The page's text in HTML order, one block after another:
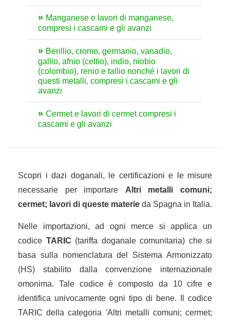
Manganese e lavori di manganese,
compresi i cascami e gli avanzi
Berillio, cromo, germanio, vanadio,
gallio, afnio (celtio), indio, niobio
(colombio), renio e tallio nonché i lavori di
questi metalli, compresi i cascami e gli
avanzi
Cermet e lavori di cermet compresi i
cascami e gli avanzi
Scopri i dazi doganali, le certificazioni e le misure
necessarie per importare Altri metalli comuni;
cermet; lavori di queste materie da Spagna in Italia.
Nelle importazioni, ad ogni merce si applica un
codice TARIC (tariffa doganale comunitaria) che si
basa sulla nomenclatura del Sistema Armonizzato
(HS) stabilito dalla convenzione internazionale
omonima. Tale codice è composto da 10 cifre e
identifica univocamente ogni tipo di bene. Il codice
TARIC della categoria 'Altri metalli comuni; cermet;